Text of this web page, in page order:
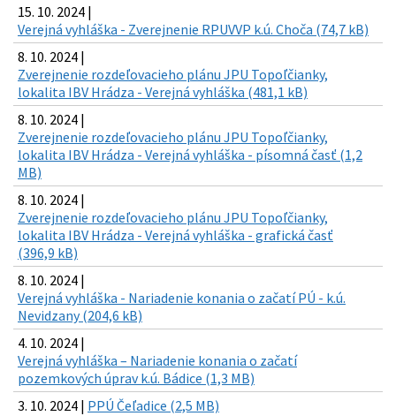
15. 10. 2024 |
Verejná vyhláška - Zverejnenie RPUVVP k.ú. Choča (74,7 kB)
8. 10. 2024 |
Zverejnenie rozdeľovacieho plánu JPU Topoľčianky,
lokalita IBV Hrádza - Verejná vyhláška (481,1 kB)
8. 10. 2024 |
Zverejnenie rozdeľovacieho plánu JPU Topoľčianky,
lokalita IBV Hrádza - Verejná vyhláška - písomná časť (1,2
MB)
8. 10. 2024 |
Zverejnenie rozdeľovacieho plánu JPU Topoľčianky,
lokalita IBV Hrádza - Verejná vyhláška - grafická časť
(396,9 kB)
8. 10. 2024 |
Verejná vyhláška - Nariadenie konania o začatí PÚ - k.ú.
Nevidzany (204,6 kB)
4. 10. 2024 |
Verejná vyhláška – Nariadenie konania o začatí
pozemkových úprav k.ú. Bádice (1,3 MB)
3. 10. 2024 | PPÚ Čeľadice (2,5 MB)